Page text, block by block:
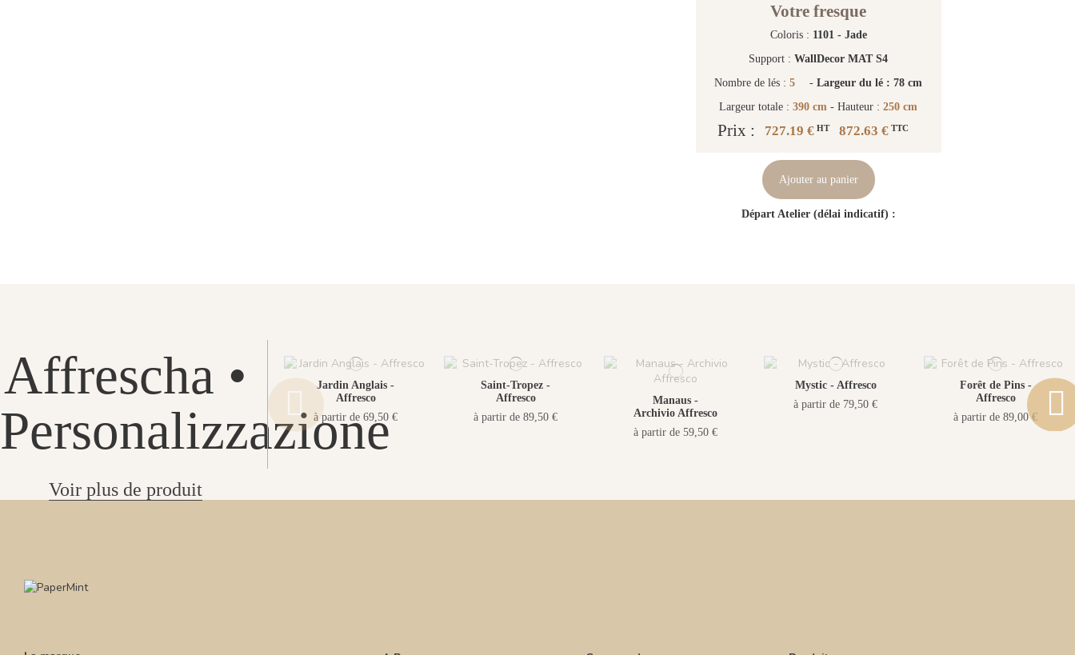
Votre fresque
Coloris : 1101 - Jade
Support :WallDecor MAT S4
Nombre de lés :5 -Largeur du lé : 78 cm
Largeur totale :390 cm - Hauteur :250 cm
Prix : 727.19 €HT 872.63 €TTC
Ajouter au panier
Départ Atelier (délai indicatif) :
Affrescha •
Personalizzazione
Voir plus de produit
Jardin Anglais -
Affresco
à partir de 69,50 €
Saint-Tropez -
Affresco
à partir de 89,50 €
Manaus -
Archivio Affresco
à partir de 59,50 €
Mystic - Affresco
à partir de 79,50 €
Forêt de Pins -
Affresco
à partir de 89,00 €